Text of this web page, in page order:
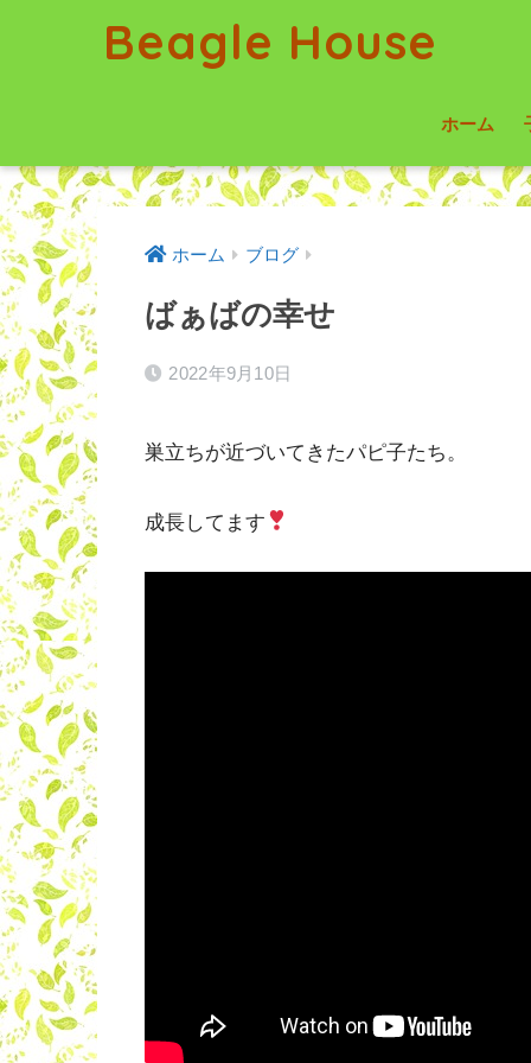
Beagle House
ホーム
ホーム ブログ
ばぁばの幸せ
2022年9月10日
巣立ちが近づいてきたパピ子たち。
成長してます